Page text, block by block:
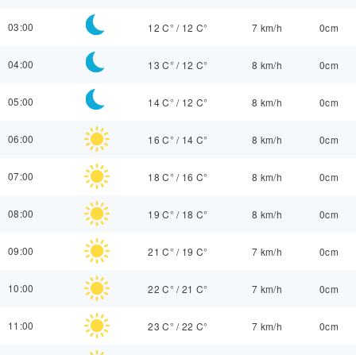
03:00 12 C° / 12 C° 7 km/h 0cm
04:00 13 C° / 12 C° 8 km/h 0cm
05:00 14 C° / 12 C° 8 km/h 0cm
06:00 16 C° / 14 C° 8 km/h 0cm
07:00 18 C° / 16 C° 8 km/h 0cm
08:00 19 C° / 18 C° 8 km/h 0cm
09:00 21 C° / 19 C° 7 km/h 0cm
10:00 22 C° /21 C° 7 km/h 0cm
11:00 23 C° /22 C° 7 km/h 0cm